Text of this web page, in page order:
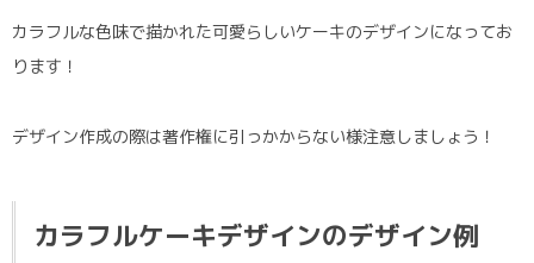
カラフルな色味で描かれた可愛らしいケーキのデザインになってお
ります！
デザイン作成の際は著作権に引っかからない様注意しましょう！
カラフルケーキデザインのデザイン例